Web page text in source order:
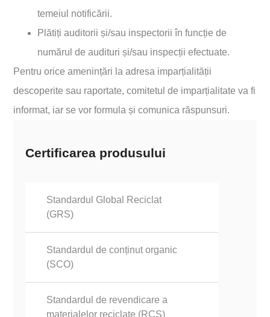
Certificarea produsului
Standardul Global Reciclat
(GRS)
Standardul de conținut organic
(SCO)
Standardul de revendicare a
materialelor reciclate (RCS)
temeiul notificării.
Plătiți auditorii și/sau inspectorii în funcție de
numărul de audituri și/sau inspecții efectuate.
Pentru orice amenințări la adresa imparțialității
descoperite sau raportate, comitetul de imparțialitate va fi
informat, iar se vor formula și comunica răspunsuri.